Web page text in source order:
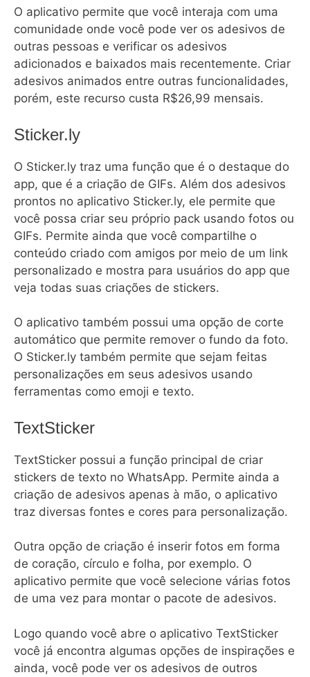
O aplicativo permite que você interaja com uma
comunidade onde você pode ver os adesivos de
outras pessoas e verificar os adesivos
adicionados e baixados mais recentemente. Criar
adesivos animados entre outras funcionalidades,
porém, este recurso custa R$26,99 mensais.
Sticker.ly
O Sticker.ly traz uma função que é o destaque do
app, que é a criação de GIFs. Além dos adesivos
prontos no aplicativo Sticker.ly, ele permite que
você possa criar seu próprio pack usando fotos ou
GIFs. Permite ainda que você compartilhe o
conteúdo criado com amigos por meio de um link
personalizado e mostra para usuários do app que
veja todas suas criações de stickers.
O aplicativo também possui uma opção de corte
automático que permite remover o fundo da foto.
O Sticker.ly também permite que sejam feitas
personalizações em seus adesivos usando
ferramentas como emoji e texto.
TextSticker
TextSticker possui a função principal de criar
stickers de texto no WhatsApp. Permite ainda a
criação de adesivos apenas à mão, o aplicativo
traz diversas fontes e cores para personalização.
Outra opção de criação é inserir fotos em forma
de coração, círculo e folha, por exemplo. O
aplicativo permite que você selecione várias fotos
de uma vez para montar o pacote de adesivos.
Logo quando você abre o aplicativo TextSticker
você já encontra algumas opções de inspirações e
ainda, você pode ver os adesivos de outros